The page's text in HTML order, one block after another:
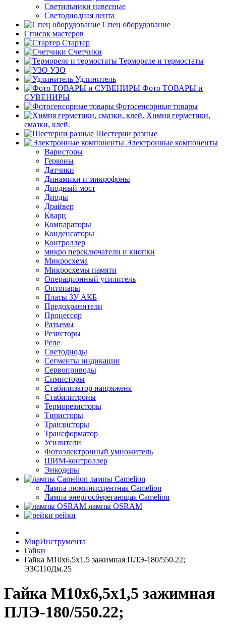
Светильники навесные
Светодиодная лента
Спец оборудование
Список мастеров
Стартер
Счетчики
Термореле и термостаты
УЗО
Удлинитель
Фото ТОВАРЫ и
СУВЕНИРЫ
Фотосенсорные товары
Химия герметики,
смазки, клей.
Шестерни разные
Электронные компоненты
Варисторы
Герконы
Датчики
Динамики и микрофоны
Диодный мост
Диоды
Драйвер
Кварц
Компараторы
Конденсаторы
Контроллер
микро переключатели и кнопки
Микросхема
Микросхемы памяти
Операционный усилитель
Оптопары
Платы ЗУ АКБ
Предохранители
Процессор
Разъемы
Резисторы
Реле
Светодиоды
Сегменты индикации
Сервоприводы
Симисторы
Стабилизатор напряженя
Стабилитроны
Терморезисторы
Тиристоры
Транзисторы
Трансформатор
Усилители
Фотоэлектронный умножитель
ШИМ-контроллер
Энкодеры
лампы Camelion
Лампа люминисцентная Сamelion
Лампа энергосберегающая Сamelion
лампы OSRAM
рейки
МирИнструмента
Гайки
Гайка М10х6,5х1,5 зажимная ПЛЭ-180/550.22;
ЭЗС110Дм.25
Гайка М10х6,5х1,5 зажимная
ПЛЭ-180/550.22;